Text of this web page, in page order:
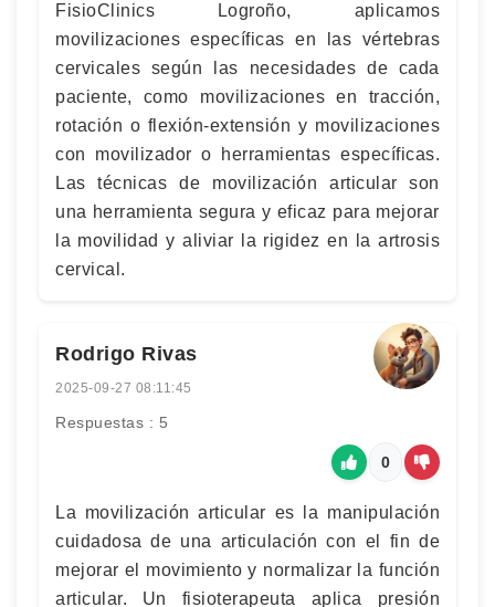
FisioClinics Logroño, aplicamos
movilizaciones específicas en las vértebras
cervicales según las necesidades de cada
paciente, como movilizaciones en tracción,
rotación o flexión-extensión y movilizaciones
con movilizador o herramientas específicas.
Las técnicas de movilización articular son
una herramienta segura y eficaz para mejorar
la movilidad y aliviar la rigidez en la artrosis
cervical.
Rodrigo Rivas
2025-09-27 08:11:45
Respuestas : 5
0
La movilización articular es la manipulación
cuidadosa de una articulación con el fin de
mejorar el movimiento y normalizar la función
articular. Un fisioterapeuta aplica presión